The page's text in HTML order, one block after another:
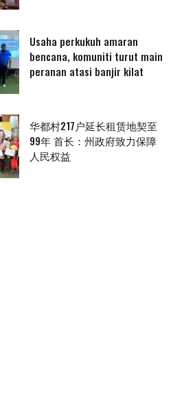
Usaha perkukuh amaran
bencana, komuniti turut main
peranan atasi banjir kilat
华都村217户延长租赁地契至
99年 首长：州政府致力保障
人民权益